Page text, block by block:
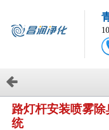
路灯杆安装喷雾
统